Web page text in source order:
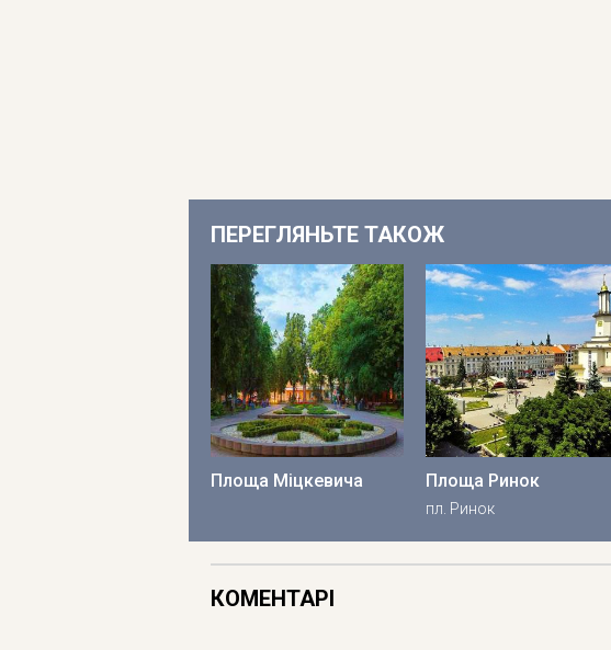
ПЕРЕГЛЯНЬТЕ ТАКОЖ
Площа Міцкевича Площа Ринок
пл. Ринок
КОМЕНТАРІ